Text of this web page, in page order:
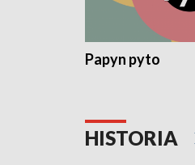
Papyn pyto
HISTORIA